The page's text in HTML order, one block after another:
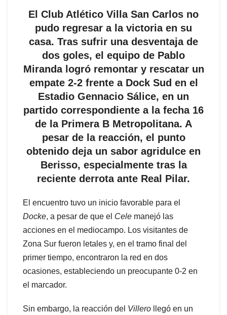
El Club Atlético Villa San Carlos no
pudo regresar a la victoria en su
casa. Tras sufrir una desventaja de
dos goles, el equipo de Pablo
Miranda logró remontar y rescatar un
empate 2-2 frente a Dock Sud en el
Estadio Gennacio Sálice, en un
partido correspondiente a la fecha 16
de la Primera B Metropolitana. A
pesar de la reacción, el punto
obtenido deja un sabor agridulce en
Berisso, especialmente tras la
reciente derrota ante Real Pilar.
El encuentro tuvo un inicio favorable para el
Docke, a pesar de que el Cele manejó las
acciones en el mediocampo. Los visitantes de
Zona Sur fueron letales y, en el tramo final del
primer tiempo, encontraron la red en dos
ocasiones, estableciendo un preocupante 0-2 en
el marcador.
Sin embargo, la reacción del Villero llegó en un